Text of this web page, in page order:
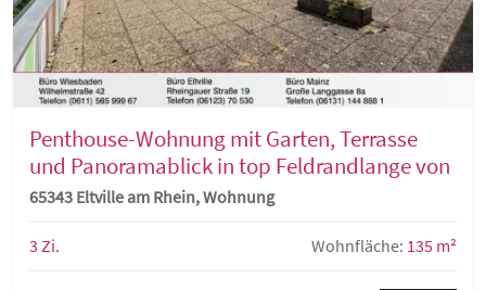
Penthouse-Wohnung mit Garten, Terrasse
und Panoramablick in top Feldrandlange von
Eltville
65343 Eltville am Rhein, Wohnung
3 Zi. Wohnfläche: 135 m²